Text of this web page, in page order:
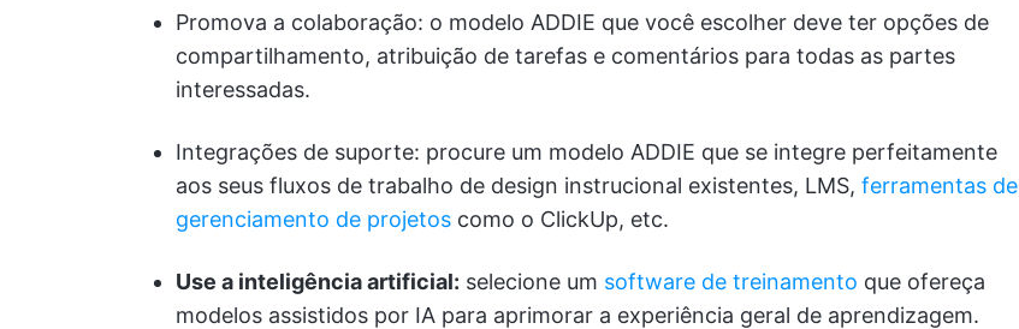
Promova a colaboração: o modelo ADDIE que você escolher deve ter opções de
compartilhamento, atribuição de tarefas e comentários para todas as partes
interessadas.
Integrações de suporte: procure um modelo ADDIE que se integre perfeitamente
aos seus fluxos de trabalho de design instrucional existentes, LMS, ferramentas de
gerenciamento de projetos como o ClickUp, etc.
Use a inteligência artificial: selecione um software de treinamento que ofereça
modelos assistidos por IA para aprimorar a experiência geral de aprendizagem.